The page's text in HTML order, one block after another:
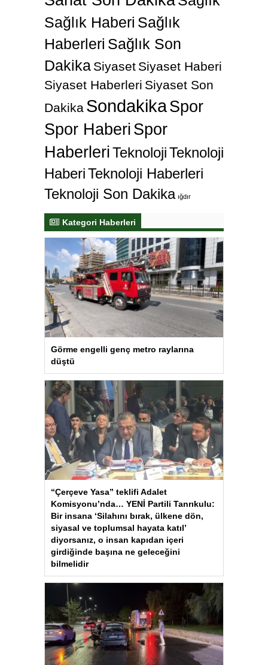
Sağlık Haberi Sağlık
Haberleri Sağlık Son
Dakika Siyaset Siyaset Haberi
Siyaset Haberleri Siyaset Son
Dakika SondakikaSpor
Spor Haberi Spor
HaberleriTeknolojiTeknoloji
HaberiTeknoloji Haberleri
Teknoloji Son Dakika ığdır
Kategori Haberleri
Görme engelli genç metro raylarına
düştü
“Çerçeve Yasa” teklifi Adalet
Komisyonu’nda… YENİ Partili Tanrıkulu:
Bir insana ‘Silahını bırak, ülkene dön,
siyasal ve toplumsal hayata katıl’
diyorsanız, o insan kapıdan içeri
girdiğinde başına ne geleceğini
bilmelidir